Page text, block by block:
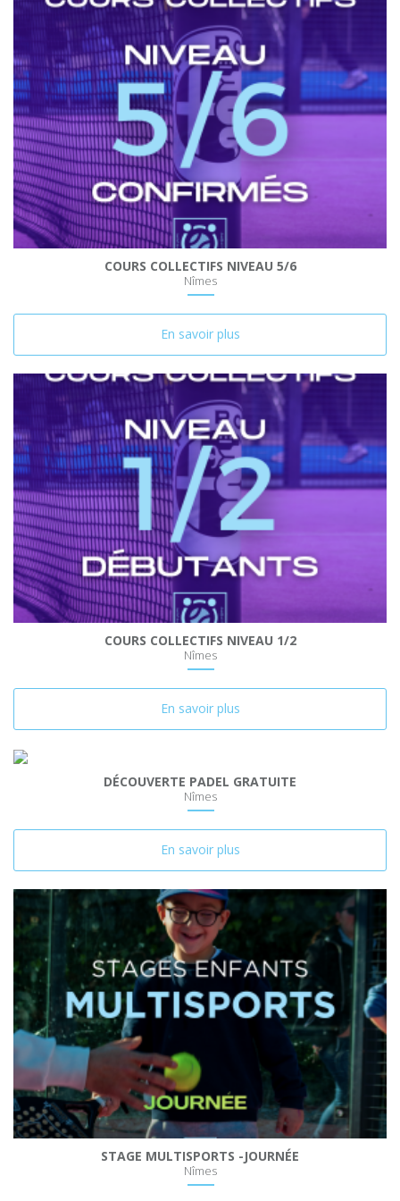
COURS COLLECTIFS NIVEAU 5/6
Nîmes
En savoir plus
COURS COLLECTIFS NIVEAU 1/2
Nîmes
En savoir plus
DÉCOUVERTE PADEL GRATUITE
Nîmes
En savoir plus
STAGE MULTISPORTS -JOURNÉE
Nîmes